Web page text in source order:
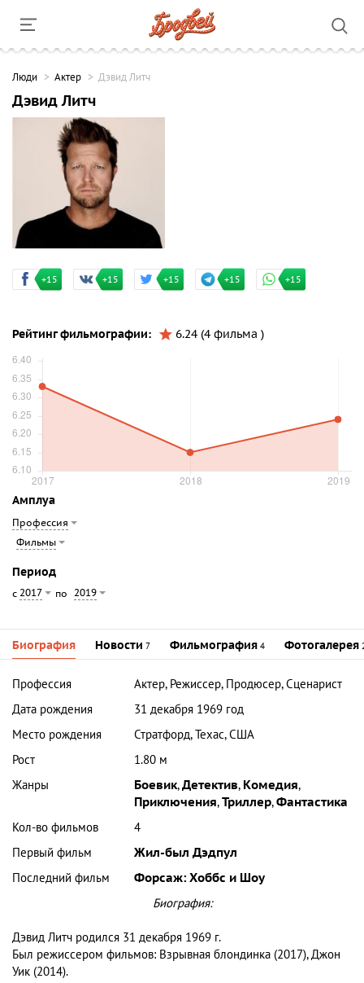
Люди Актер Дэвид Литч
Дэвид Литч
+15 +15 +15 +15 +15
Рейтинг фильмографии: 6.24 (4 фильма )
Амплуа
Профессия
Фильмы
Период
с 2017 по 2019
Биография Новости 7 Фильмография 4 Фотогалерея
Профессия
Актер, Режиссер, Продюсер, Сценарист
Дата рождения
31 декабря 1969 год
Место рождения
Стратфорд, Техас, США
Рост
1.80 м
Жанры
Боевик,Детектив, Комедия,
Приключения,Триллер,Фантастика
Кол-во фильмов
4
Первый фильм
Жил-был Дэдпул
Последний фильм
Форсаж: Хоббс и Шоу
Биография:
Дэвид Литч родился 31 декабря 1969 г.
Был режиссером фильмов: Взрывная блондинка (2017), Джон
Уик (2014).